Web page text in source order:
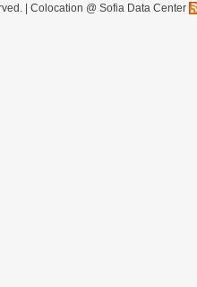
| Colocation @ Sofia Data Center